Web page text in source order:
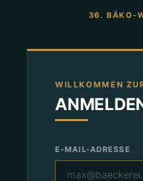
36. BÄKO-
WILLKOMMEN
E-MAIL-ADRESSE